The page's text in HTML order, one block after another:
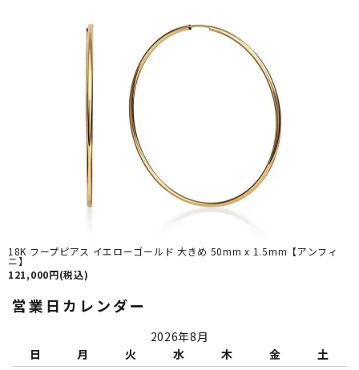
18K フープピアス イエローゴールド 大きめ 50mm x 1.5mm【アンフィ
ニ】
121,000円(税込)
営業日カレンダー
2026年8月
日
月 火 水 木 金
土